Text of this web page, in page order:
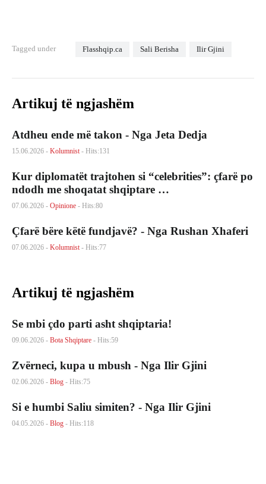
Tagged under Flasshqip.ca Sali Berisha Ilir Gjini
Artikuj të ngjashëm
Atdheu ende më takon - Nga Jeta Dedja
15.06.2026 - Kolumnist- Hits:131
Kur diplomatët trajtohen si “celebrities”: çfarë po
ndodh me shoqatat shqiptare …
07.06.2026 - Opinione - Hits:80
Çfarë bëre këtë fundjavë? - Nga Rushan Xhaferi
07.06.2026 - Kolumnist- Hits:77
Artikuj të ngjashëm
Se mbi çdo parti asht shqiptaria!
09.06.2026 - Bota Shqiptare - Hits:59
Zvërneci, kupa u mbush - Nga Ilir Gjini
02.06.2026 - Blog - Hits:75
Si e humbi Saliu simiten? - Nga Ilir Gjini
04.05.2026 - Blog - Hits:118